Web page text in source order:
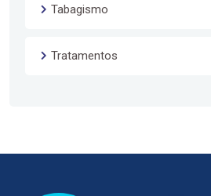
Tabagismo
Tratamentos